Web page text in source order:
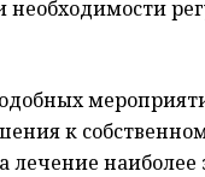
необходимости
к
лечение